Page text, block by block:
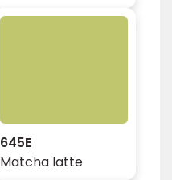
645E
Matcha latte